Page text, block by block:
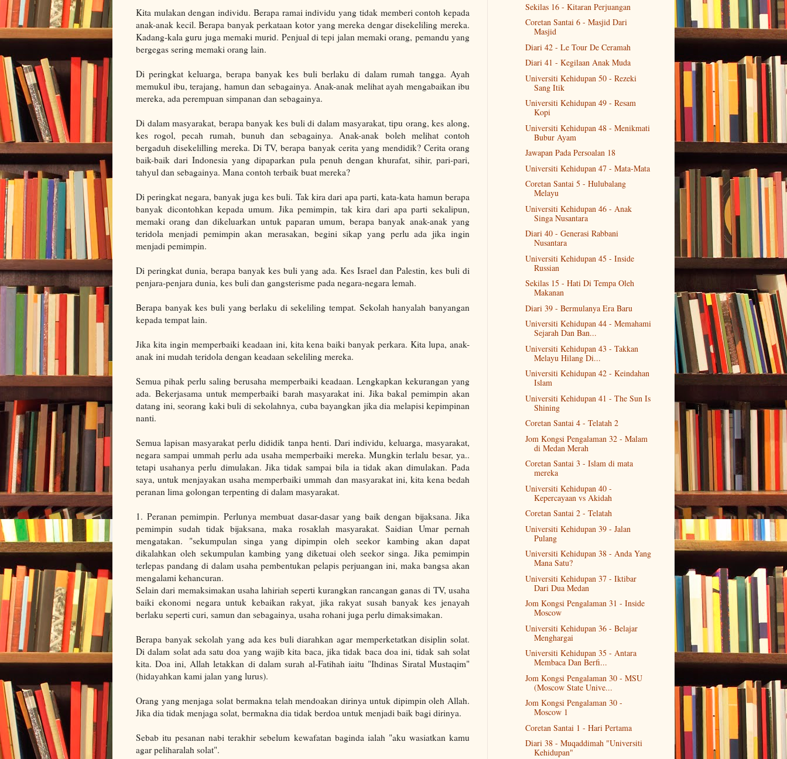
Kita mulakan dengan individu. Berapa ramai individu yang tidak memberi contoh kepada
anak-anak kecil. Berapa banyak perkataan kotor yang mereka dengar disekeliling mereka.
Kadang-kala guru juga memaki murid. Penjual di tepi jalan memaki orang, pemandu yang
bergegas sering memaki orang lain.
Di peringkat keluarga, berapa banyak kes buli berlaku di dalam rumah tangga. Ayah
memukul ibu, terajang, hamun dan sebagainya. Anak-anak melihat ayah mengabaikan ibu
mereka, ada perempuan simpanan dan sebagainya.
Di dalam masyarakat, berapa banyak kes buli di dalam masyarakat, tipu orang, kes along,
kes rogol, pecah rumah, bunuh dan sebagainya. Anak-anak boleh melihat contoh
bergaduh disekelilling mereka. Di TV, berapa banyak cerita yang mendidik? Cerita orang
baik-baik dari Indonesia yang dipaparkan pula penuh dengan khurafat, sihir, pari-pari,
tahyul dan sebagainya. Mana contoh terbaik buat mereka?
Di peringkat negara, banyak juga kes buli. Tak kira dari apa parti, kata-kata hamun berapa
banyak dicontohkan kepada umum. Jika pemimpin, tak kira dari apa parti sekalipun,
memaki orang dan dikeluarkan untuk paparan umum, berapa banyak anak-anak yang
teridola menjadi pemimpin akan merasakan, begini sikap yang perlu ada jika ingin
menjadi pemimpin.
Di peringkat dunia, berapa banyak kes buli yang ada. Kes Israel dan Palestin, kes buli di
penjara-penjara dunia, kes buli dan gangsterisme pada negara-negara lemah.
Berapa banyak kes buli yang berlaku di sekeliling tempat. Sekolah hanyalah banyangan
kepada tempat lain.
Jika kita ingin memperbaiki keadaan ini, kita kena baiki banyak perkara. Kita lupa, anak-
anak ini mudah teridola dengan keadaan sekeliling mereka.
Semua pihak perlu saling berusaha memperbaiki keadaan. Lengkapkan kekurangan yang
ada. Bekerjasama untuk memperbaiki barah masyarakat ini. Jika bakal pemimpin akan
datang ini, seorang kaki buli di sekolahnya, cuba bayangkan jika dia melapisi kepimpinan
nanti.
Semua lapisan masyarakat perlu dididik tanpa henti. Dari individu, keluarga, masyarakat,
negara sampai ummah perlu ada usaha memperbaiki mereka. Mungkin terlalu besar, ya..
tetapi usahanya perlu dimulakan. Jika tidak sampai bila ia tidak akan dimulakan. Pada
saya, untuk menjayakan usaha memperbaiki ummah dan masyarakat ini, kita kena bedah
peranan lima golongan terpenting di dalam masyarakat.
1. Peranan pemimpin. Perlunya membuat dasar-dasar yang baik dengan bijaksana. Jika
pemimpin sudah tidak bijaksana, maka rosaklah masyarakat. Saidian Umar pernah
mengatakan. "sekumpulan singa yang dipimpin oleh seekor kambing akan dapat
dikalahkan oleh sekumpulan kambing yang diketuai oleh seekor singa. Jika pemimpin
terlepas pandang di dalam usaha pembentukan pelapis perjuangan ini, maka bangsa akan
mengalami kehancuran.
Selain dari memaksimakan usaha lahiriah seperti kurangkan rancangan ganas di TV, usaha
baiki ekonomi negara untuk kebaikan rakyat, jika rakyat susah banyak kes jenayah
berlaku seperti curi, samun dan sebagainya, usaha rohani juga perlu dimaksimakan.
Berapa banyak sekolah yang ada kes buli diarahkan agar memperketatkan disiplin solat.
Di dalam solat ada satu doa yang wajib kita baca, jika tidak baca doa ini, tidak sah solat
kita. Doa ini, Allah letakkan di dalam surah al-Fatihah iaitu "Ihdinas Siratal Mustaqim"
(hidayahkan kami jalan yang lurus).
Orang yang menjaga solat bermakna telah mendoakan dirinya untuk dipimpin oleh Allah.
Jika dia tidak menjaga solat, bermakna dia tidak berdoa untuk menjadi baik bagi dirinya.
Sebab itu pesanan nabi terakhir sebelum kewafatan baginda ialah "aku wasiatkan kamu
agar peliharalah solat".
Sekilas 16 - Kitaran Perjuangan
Coretan Santai 6 - Masjid Dari
Masjid
Diari 42 - Le Tour De Ceramah
Diari 41 - Kegilaan Anak Muda
Universiti Kehidupan 50 - Rezeki
Sang Itik
Universiti Kehidupan 49 - Resam
Kopi
Universiti Kehidupan 48 - Menikmati
Bubur Ayam
Jawapan Pada Persoalan 18
Universiti Kehidupan 47 - Mata-Mata
Coretan Santai 5 - Hulubalang
Melayu
Universiti Kehidupan 46 - Anak
Singa Nusantara
Diari 40 - Generasi Rabbani
Nusantara
Universiti Kehidupan 45 - Inside
Russian
Sekilas 15 - Hati Di Tempa Oleh
Makanan
Diari 39 - Bermulanya Era Baru
Universiti Kehidupan 44 - Memahami
Sejarah Dan Ban...
Universiti Kehidupan 43 - Takkan
Melayu Hilang Di...
Universiti Kehidupan 42 - Keindahan
Islam
Universiti Kehidupan 41 - The Sun Is
Shining
Coretan Santai 4 - Telatah 2
Jom Kongsi Pengalaman 32 - Malam
di Medan Merah
Coretan Santai 3 - Islam di mata
mereka
Universiti Kehidupan 40 -
Kepercayaan vs Akidah
Coretan Santai 2 - Telatah
Universiti Kehidupan 39 - Jalan
Pulang
Universiti Kehidupan 38 - Anda Yang
Mana Satu?
Universiti Kehidupan 37 - Iktibar
Dari Dua Medan
Jom Kongsi Pengalaman 31 - Inside
Moscow
Universiti Kehidupan 36 - Belajar
Menghargai
Universiti Kehidupan 35 - Antara
Membaca Dan Berfi...
Jom Kongsi Pengalaman 30 - MSU
(Moscow State Unive...
Jom Kongsi Pengalaman 30 -
Moscow 1
Coretan Santai 1 - Hari Pertama
Diari 38 - Muqaddimah "Universiti
Kehidupan"